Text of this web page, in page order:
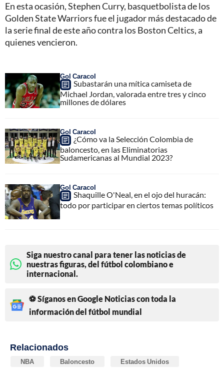
En esta ocasión, Stephen Curry, basquetbolista de los
Golden State Warriors fue el jugador más destacado de
la serie final de este año contra los Boston Celtics, a
quienes vencieron.
Gol Caracol
Subastarán una mítica camiseta de
Michael Jordan, valorada entre tres y cinco
millones de dólares
Gol Caracol
¿Cómo va la Selección Colombia de
baloncesto, en las Eliminatorias
Sudamericanas al Mundial 2023?
Gol Caracol
Shaquille O'Neal, en el ojo del huracán:
todo por participar en ciertos temas políticos
Siga nuestro canal para tener las noticias de
nuestras figuras, del fútbol colombiano e
internacional.
⚽ Síganos en Google Noticias con toda la
información del fútbol mundial
Relacionados
NBA Baloncesto Estados Unidos